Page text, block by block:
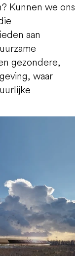
Kunnen we ons
aan
gezondere,
waar